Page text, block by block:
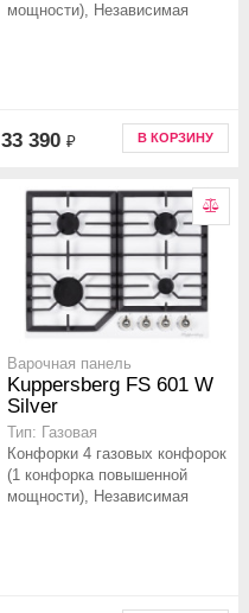
мощности), Независимая
33 390 ₽ В КОРЗИНУ
Варочная панель
Kuppersberg FS 601 W
Silver
Тип: Газовая
Конфорки 4 газовых конфорок
(1 конфорка повышенной
мощности), Независимая